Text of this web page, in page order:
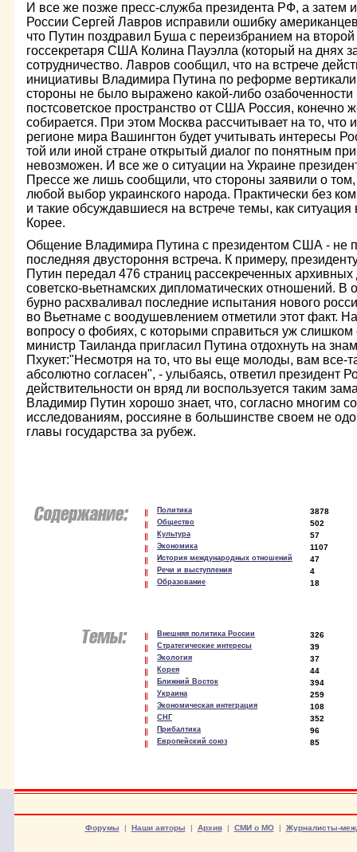
И все же позже пресс-служба президента РФ, а затем
России Сергей Лавров исправили ошибку
что Путин поздравил Буша с переизбранием на второй
госсекретаря США Колина Пауэлла (который на днях
сотрудничество. Лавров сообщил, что на встрече
инициативы Владимира Путина по реформе вертикали
стороны не было выражено какой-либо озабоченности
постсоветское пространство от США Россия, конечно
собирается. При этом Москва рассчитывает на то,
регионе мира Вашингтон будет учитывать интересы
той или иной стране открытый диалог по понятным
невозможен. И все же о ситуации на Украине
Прессе же лишь сообщили, что стороны заявили о
любой выбор украинского народа. Практически без
и такие обсуждавшиеся на встрече темы, как
Корее.
Общение Владимира Путина с президентом США - не
последняя двустороння встреча. К примеру,
Путин передал 476 страниц рассекреченных архивных
советско-вьетнамских дипломатических отношений. В
бурно расхваливал последние испытания нового
во Вьетнаме с воодушевлением отметили этот факт.
вопросу о фобиях, с которыми справиться уж слишком
министр Таиланда пригласил Путина отдохнуть на
Пхукет:"Несмотря на то, что вы еще молоды, вам все-
абсолютно согласен", - улыбаясь, ответил президент
действительности он вряд ли воспользуется таким
Владимир Путин хорошо знает, что, согласно многим
исследованиям, россияне в большинстве своем не
главы государства за рубеж.
Политика 3878
Общество 502
Культура 57
Экономика 1107
История международных отношений 47
Речи и выступления 4
Образование 18
Внешняя политика России 326
Стратегические интересы 39
Экология 37
Корея 44
Ближний Восток 394
Украина 259
Экономическая интеграция 108
СНГ 352
Прибалтика 96
Европейский союз 85
Форумы | Наши авторы | Архив| СМИ о МО| Журналисты-